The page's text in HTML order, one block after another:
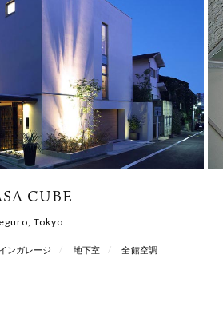
CUBE
Tokyo
ンガレージ 地下室 全館空調